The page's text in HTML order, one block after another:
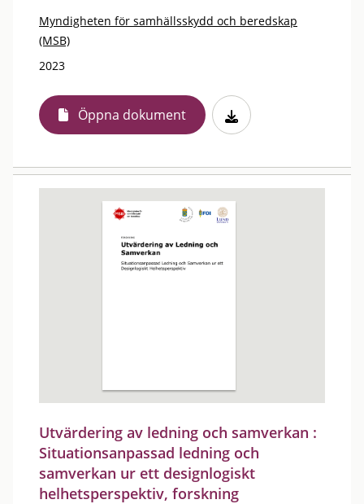
Myndigheten för samhällsskydd och beredskap
(MSB)
2023
Öppna dokument
Utvärdering av ledning och samverkan :
Situationsanpassad ledning och
samverkan ur ett designlogiskt
helhetsperspektiv, forskning